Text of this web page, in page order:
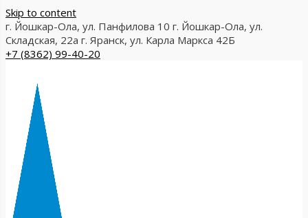
Skip to content
г. Йошкар-Ола, ул. Панфилова 10 г. Йошкар-Ола, ул.
Складская, 22а г. Яранск, ул. Карла Маркса 42Б
+7 (8362) 99-40-20